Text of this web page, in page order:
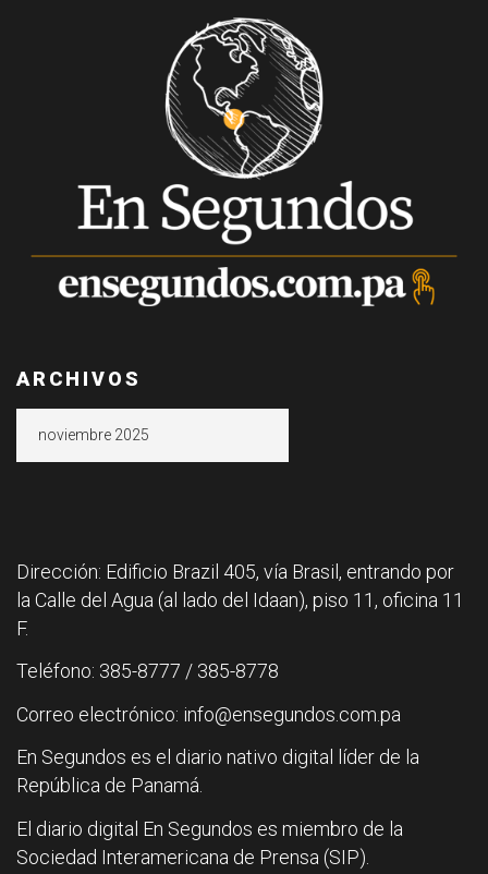
ARCHIVOS
Dirección: Edificio Brazil 405, vía Brasil, entrando por
la Calle del Agua (al lado del Idaan), piso 11, oficina 11
F.
Teléfono: 385-8777 / 385-8778
Correo electrónico: info@ensegundos.com.pa
En Segundos es el diario nativo digital líder de la
República de Panamá.
El diario digital En Segundos es miembro de la
Sociedad Interamericana de Prensa (SIP).